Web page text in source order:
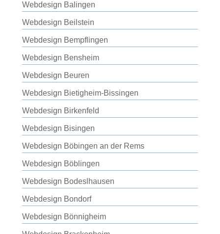
Webdesign Balingen
Webdesign Beilstein
Webdesign Bempflingen
Webdesign Bensheim
Webdesign Beuren
Webdesign Bietigheim-Bissingen
Webdesign Birkenfeld
Webdesign Bisingen
Webdesign Böbingen an der Rems
Webdesign Böblingen
Webdesign Bodeslhausen
Webdesign Bondorf
Webdesign Bönnigheim